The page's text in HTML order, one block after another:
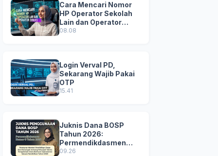
Cara Mencari Nomor
HP Operator Sekolah
Lain dan Operator
Dinas di SDM Data
08.08
Login Verval PD,
Sekarang Wajib Pakai
OTP
15.41
Juknis Dana BOSP
Tahun 2026:
Permendikdasmen
Nomor 8 Tahun 2026
09.26